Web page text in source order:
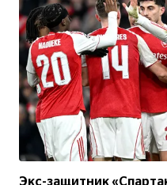
Экс-защитник